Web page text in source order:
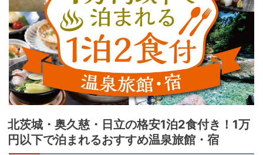
北茨城・奥久慈・日立の格安1泊2食付き！1万
円以下で泊まれるおすすめ温泉旅館・宿